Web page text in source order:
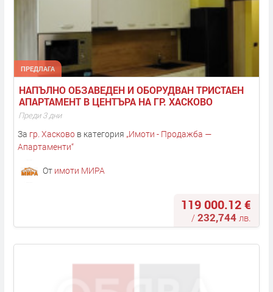
ПРЕДЛАГА
НАПЪЛНО ОБЗАВЕДЕН И ОБОРУДВАН ТРИСТАЕН
АПАРТАМЕНТ В ЦЕНТЪРА НА ГР. ХАСКОВО
Преди 3 дни
За гр. Хасковов категория „Имоти - Продажба —
Апартаменти“
От имоти МИРА
119 000.12 €
/232,744 лв.